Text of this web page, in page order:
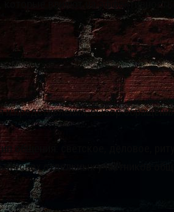
влияют на
представления, выбор
общения: светское, деловое,
успех отдельных участников